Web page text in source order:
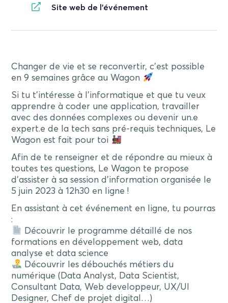
Site web de l'événement
Changer de vie et se reconvertir, c’est possible
en 9 semaines grâce au Wagon
Si tu t’intéresse à l’informatique et que tu veux
apprendre à coder une application, travailler
avec des données complexes ou devenir un.e
expert.e de la tech sans pré-requis techniques, Le
Wagon est fait pour toi
Afin de te renseigner et de répondre au mieux à
toutes tes questions, Le Wagon te propose
d’assister à sa session d’information organisée le
5 juin 2023 à 12h30 en ligne !
En assistant à cet événement en ligne, tu pourras
:
Découvrir le programme détaillé de nos
formations en développement web, data
analyse et data science
Découvrir les débouchés métiers du
numérique (Data Analyst, Data Scientist,
Consultant Data, Web developpeur, UX/UI
Designer, Chef de projet digital…)